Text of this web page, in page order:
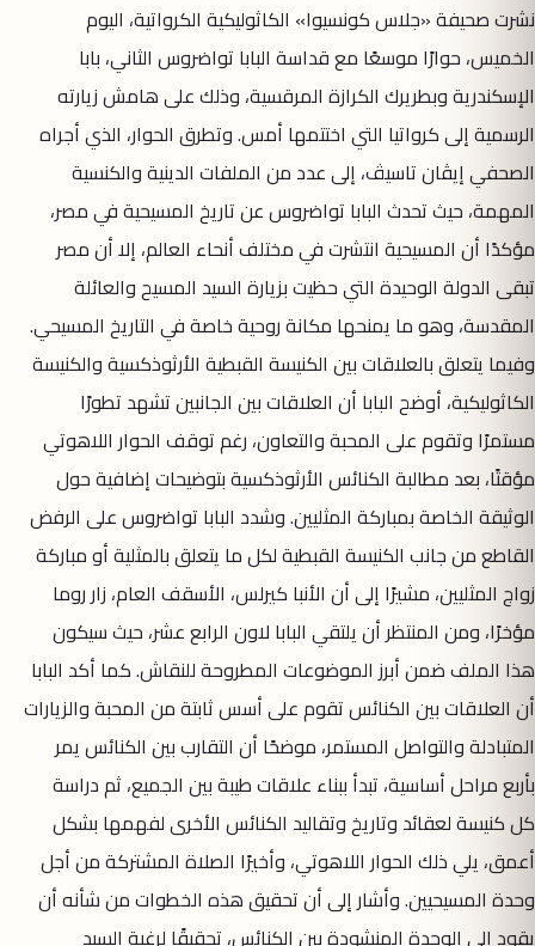
نشرت صحيفة «جلاس كونسيوا» الكاثوليكية الكرواتية، اليوم
الخميس، حوارًا موسعًا مع قداسة البابا تواضروس الثاني، بابا
الإسكندرية وبطريرك الكرازة المرقسية، وذلك على هامش زيارته
الرسمية إلى كرواتيا التي اختتمها أمس. وتطرق الحوار، الذي أجراه
الصحفي إيڤان تاسيڤ، إلى عدد من الملفات الدينية والكنسية
المهمة، حيث تحدث البابا تواضروس عن تاريخ المسيحية في مصر،
مؤكدًا أن المسيحية انتشرت في مختلف أنحاء العالم، إلا أن مصر
تبقى الدولة الوحيدة التي حظيت بزيارة السيد المسيح والعائلة
المقدسة، وهو ما يمنحها مكانة روحية خاصة في التاريخ المسيحي.
وفيما يتعلق بالعلاقات بين الكنيسة القبطية الأرثوذكسية والكنيسة
الكاثوليكية، أوضح البابا أن العلاقات بين الجانبين تشهد تطورًا
مستمرًا وتقوم على المحبة والتعاون، رغم توقف الحوار اللاهوتي
مؤقتًا، بعد مطالبة الكنائس الأرثوذكسية بتوضيحات إضافية حول
الوثيقة الخاصة بمباركة المثليين. وشدد البابا تواضروس على الرفض
القاطع من جانب الكنيسة القبطية لكل ما يتعلق بالمثلية أو مباركة
زواج المثليين، مشيرًا إلى أن الأنبا كيرلس، الأسقف العام، زار روما
مؤخرًا، ومن المنتظر أن يلتقي البابا لاون الرابع عشر، حيث سيكون
هذا الملف ضمن أبرز الموضوعات المطروحة للنقاش. كما أكد البابا
أن العلاقات بين الكنائس تقوم على أسس ثابتة من المحبة والزيارات
المتبادلة والتواصل المستمر، موضحًا أن التقارب بين الكنائس يمر
بأربع مراحل أساسية، تبدأ ببناء علاقات طيبة بين الجميع، ثم دراسة
كل كنيسة لعقائد وتاريخ وتقاليد الكنائس الأخرى لفهمها بشكل
أعمق، يلي ذلك الحوار اللاهوتي، وأخيرًا الصلاة المشتركة من أجل
وحدة المسيحيين. وأشار إلى أن تحقيق هذه الخطوات من شأنه أن
يقود إلى الوحدة المنشودة بين الكنائس، تحقيقًا لرغبة السيد